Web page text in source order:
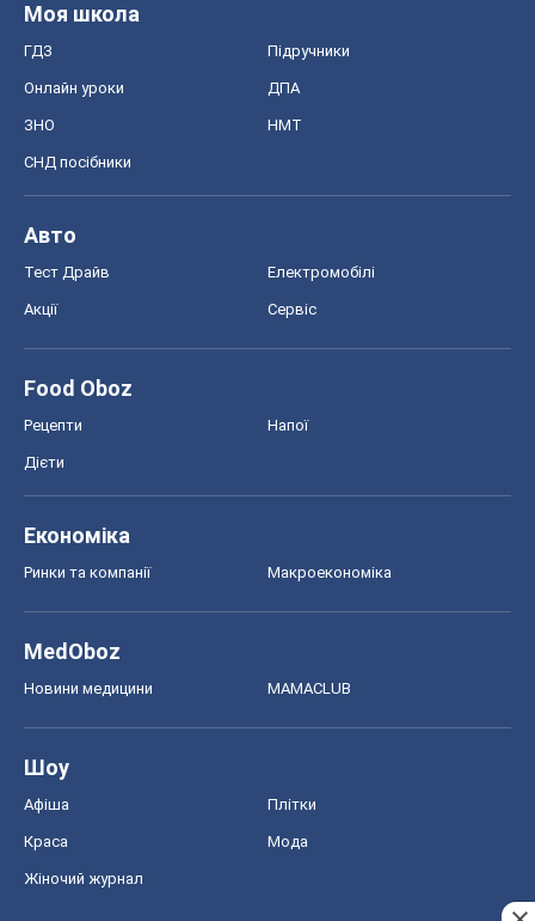
Моя школа
ГДЗ Підручники
Онлайн уроки ДПА
ЗНО НМТ
СНД посібники
Авто
Тест Драйв Електромобілі
Акції Сервіс
Food Oboz
Рецепти Напої
Дієти
Економіка
Ринки та компанії Макроекономіка
MedOboz
Новини медицини MAMACLUB
Шоу
Афіша Плітки
Краса Мода
Жіночий журнал